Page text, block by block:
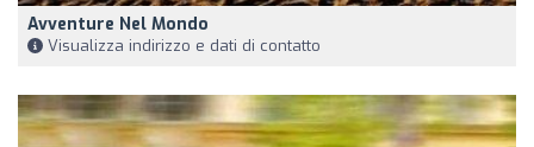
Avventure Nel Mondo
Visualizza indirizzo e dati di contatto